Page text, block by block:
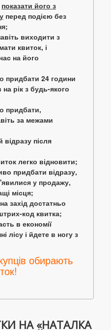
показати його з
перед подією без
виходити з
квиток, і
на його
придбати 24 години
рік з будь-якого
придбати,
за межами
відразу після
легко відновити;
придбати відразу,
у продажу,
місця;
захід достатньо
код квитка;
в економії
лісу і йдете в ногу з
обирають
НА «НАТАЛКА